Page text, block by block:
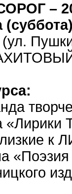
–
«Лирики
к